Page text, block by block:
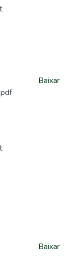
Baixar
Baixar